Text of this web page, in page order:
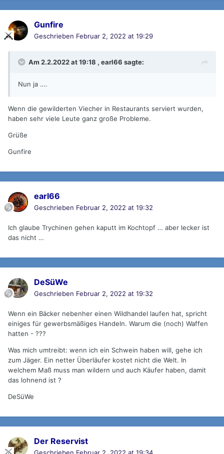
Gunfire
Geschrieben Februar 2, 2022 at 19:29
Am 2.2.2022 at 19:18 , earl66 sagte:
Nun ja ….
Wenn die gewilderten Viecher in Restaurants serviert wurden,
haben sehr viele Leute ganz große Probleme.
Grüße
Gunfire
earl66
Geschrieben Februar 2, 2022 at 19:32
Ich glaube Trychinen gehen kaputt im Kochtopf … aber lecker ist
das nicht …
DeSüWe
Geschrieben Februar 2, 2022 at 19:32
Wenn ein Bäcker nebenher einen Wildhandel laufen hat, spricht
einiges für gewerbsmäßiges Handeln. Warum die (noch) Waffen
hatten - ???
Was mich umtreibt: wenn ich ein Schwein haben will, gehe ich
zum Jäger. Ein netter Überläufer kostet nicht die Welt. In
welchem Maß muss man wildern und auch Käufer haben, damit
das lohnend ist ?
DeSüWe
Der Reservist
Geschrieben Februar 2, 2022 at 19:34